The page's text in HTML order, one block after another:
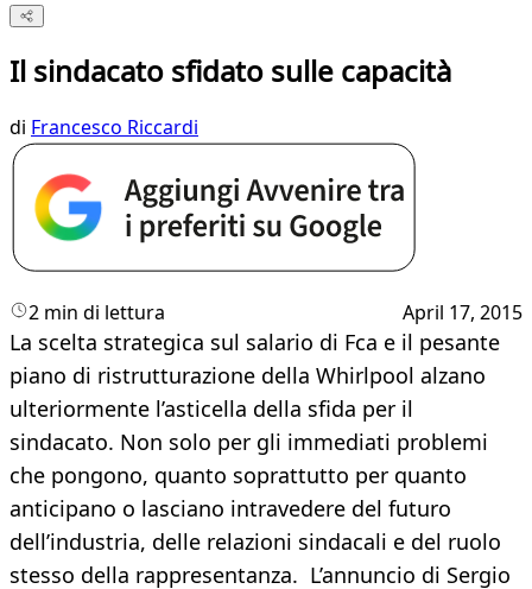
Il sindacato sfidato sulle capacità
di Francesco Riccardi
2 min di lettura April 17, 2015
La scelta strategica sul salario di Fca e il pesante
piano di ristrutturazione della Whirlpool alzano
ulteriormente l’asticella della sfida per il
sindacato. Non solo per gli immediati problemi
che pongono, quanto soprattutto per quanto
anticipano o lasciano intravedere del futuro
dell’industria, delle relazioni sindacali e del ruolo
stesso della rappresentanza. L’annuncio di Sergio